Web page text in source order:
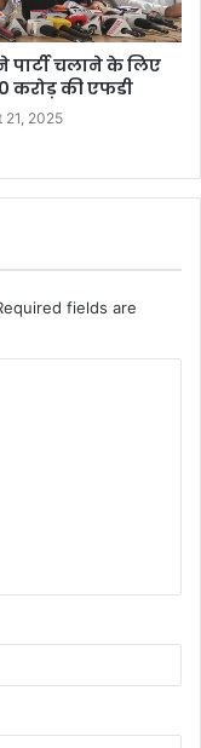
पार्टी चलाने के लिए
करोड़ की एफडी
21, 2025
fields are